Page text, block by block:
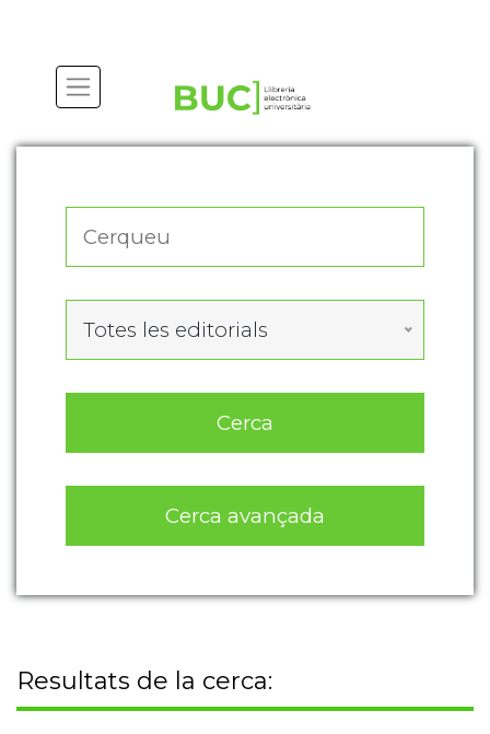
Totes les editorials
Cerca
Cerca avançada
Resultats de la cerca: